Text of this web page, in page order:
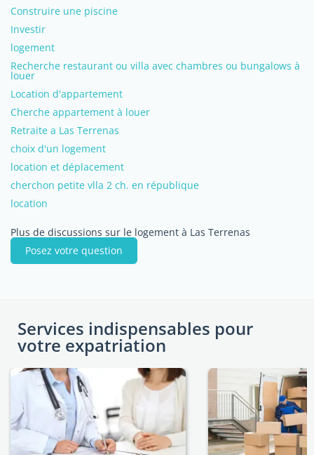
Construire une piscine
Investir
logement
Recherche restaurant ou villa avec chambres ou bungalows à
louer
Location d'appartement
Cherche appartement à louer
Retraite a Las Terrenas
choix d'un logement
location et déplacement
cherchon petite vlla 2 ch. en république
location
Plus de discussions sur le logement à Las Terrenas
Posez votre question
Services indispensables pour
votre expatriation